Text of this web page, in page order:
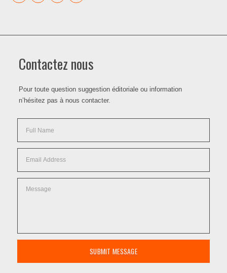
Contactez nous
Pour toute question suggestion éditoriale ou information
n’hésitez pas à nous contacter.
SUBMIT MESSAGE